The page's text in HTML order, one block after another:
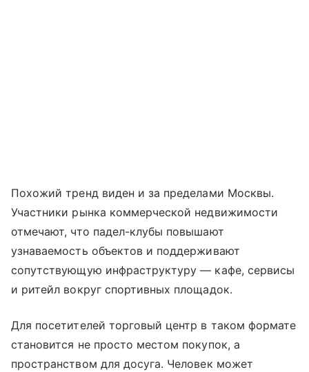
Похожий тренд виден и за пределами Москвы.
Участники рынка коммерческой недвижимости
отмечают, что падел-клубы повышают
узнаваемость объектов и поддерживают
сопутствующую инфраструктуру — кафе, сервисы
и ритейл вокруг спортивных площадок.
Для посетителей торговый центр в таком формате
становится не просто местом покупок, а
пространством для досуга. Человек может